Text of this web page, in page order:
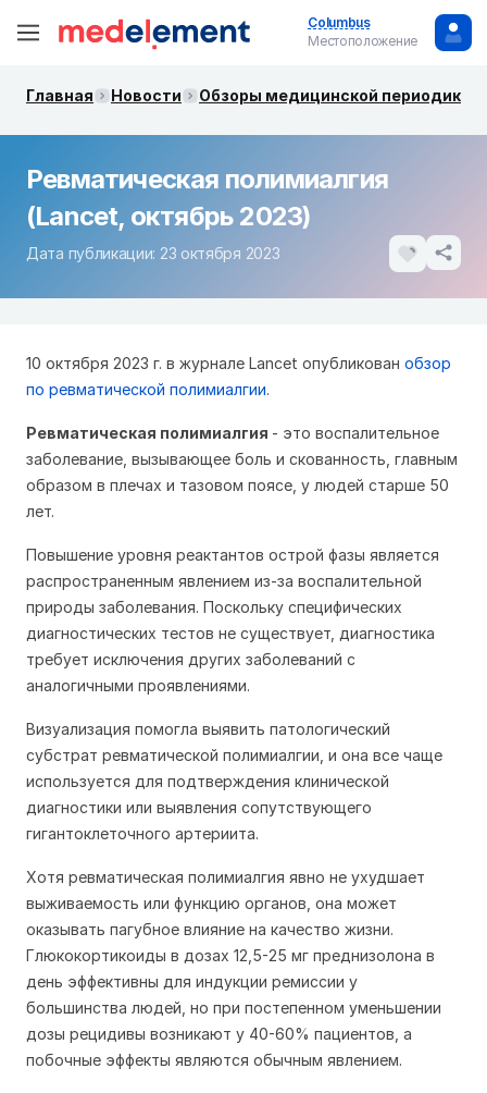
Columbus
Местоположение
Главная Новости Обзоры медицинской периодики.
Ревматическая полимиалгия
(Lancet, октябрь 2023)
Дата публикации: 23 октября 2023
10 октября 2023 г. в журнале Lancet опубликован обзор
по ревматической полимиалгии.
Ревматическая полимиалгия - это воспалительное
заболевание, вызывающее боль и скованность, главным
образом в плечах и тазовом поясе, у людей старше 50
лет.
Повышение уровня реактантов острой фазы является
распространенным явлением из-за воспалительной
природы заболевания. Поскольку специфических
диагностических тестов не существует, диагностика
требует исключения других заболеваний с
аналогичными проявлениями.
Визуализация помогла выявить патологический
субстрат ревматической полимиалгии, и она все чаще
используется для подтверждения клинической
диагностики или выявления сопутствующего
гигантоклеточного артериита.
Хотя ревматическая полимиалгия явно не ухудшает
выживаемость или функцию органов, она может
оказывать пагубное влияние на качество жизни.
Глюкокортикоиды в дозах 12,5-25 мг преднизолона в
день эффективны для индукции ремиссии у
большинства людей, но при постепенном уменьшении
дозы рецидивы возникают у 40-60% пациентов, а
побочные эффекты являются обычным явлением.